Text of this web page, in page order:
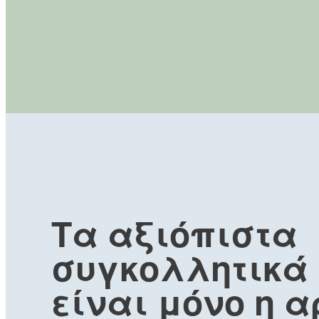
Τα αξιόπιστα
συγκολλητικά
είναι μόνο η